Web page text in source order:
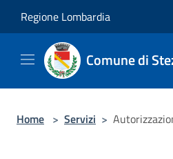
Regione Lombardia
Comune di
Home > Servizi >